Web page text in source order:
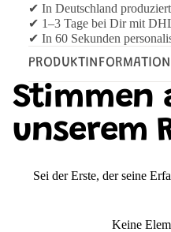
✔ In Deutschland
✔ 1–3 Tage bei Dir mit
✔ In 60 Sekunden
Stimmen
unserem
Sei der Erste, der seine
Keine